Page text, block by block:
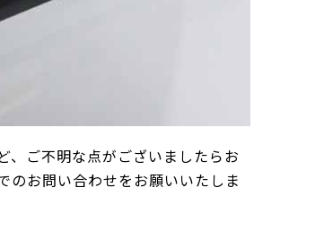
、ご不明な点がございましたらお
のお問い合わせをお願いいたしま